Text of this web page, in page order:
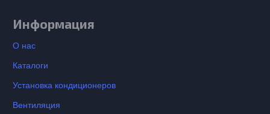
Информация
О нас
Каталоги
Установка кондиционеров
Вентиляция